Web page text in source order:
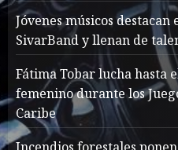
2
Sex
Jóvenes músicos destacan
SivarBand y llenan de
Fátima Tobar lucha hasta
femenino durante los
Caribe